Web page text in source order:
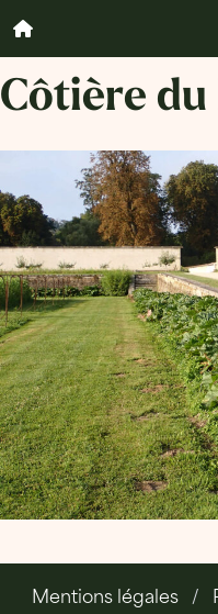
Côtière du
Mentions légales